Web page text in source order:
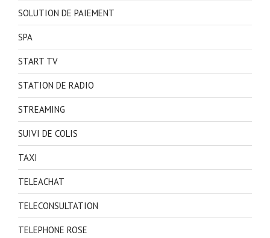
SOLUTION DE PAIEMENT
SPA
START TV
STATION DE RADIO
STREAMING
SUIVI DE COLIS
TAXI
TELEACHAT
TELECONSULTATION
TELEPHONE ROSE